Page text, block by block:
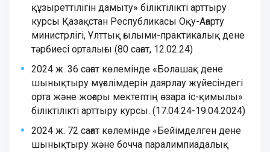
құзыреттілігін дамыту» біліктілікті арттыру
курсы Қазақстан Республикасы Оқу-Ағарту
министрлігі, Ұлттық ғылыми-практикалық дене
тәрбиесі орталығы (80 сағат, 12.02.24)
2024 ж. 36 сағат көлемінде «Болашақ дене
шынықтыру мұғалімдерін даярлау жүйесіндегі
орта және жоғары мектептің өзара іс-қимылы»
біліктілікті арттыру курсы. (17.04.24-19.04.2024)
2024 ж. 72 сағат көлемінде «Бейімделген дене
шынықтыру және бочча паралимпиадалық